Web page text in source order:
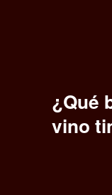
¿Qué
vino